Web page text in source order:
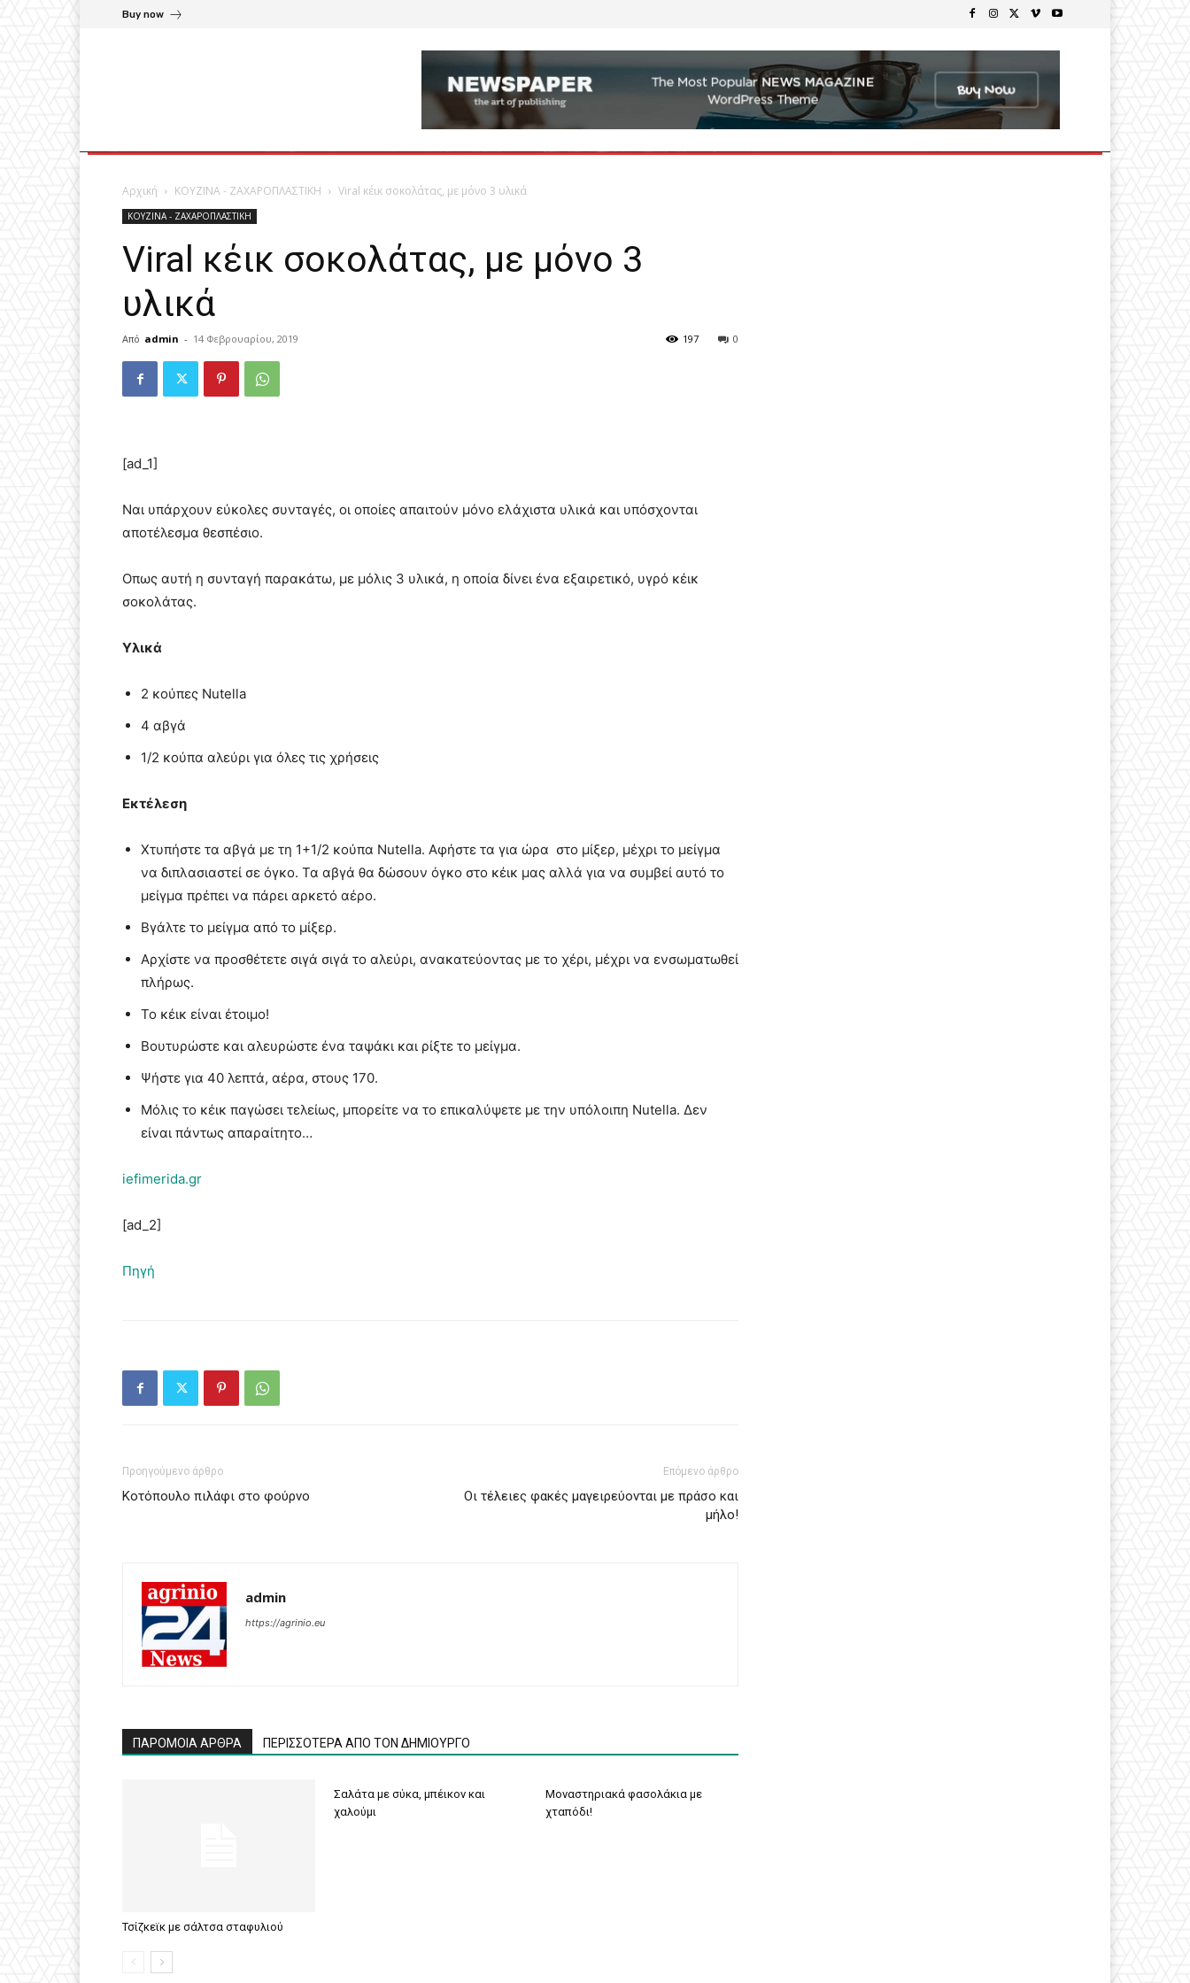
Buy now
Αρχική ΚΟΥΖΙΝΑ - ΖΑΧΑΡΟΠΛΑΣΤΙΚΗ Viral κέικ σοκολάτας, με μόνο 3 υλικά
ΚΟΥΖΙΝΑ - ΖΑΧΑΡΟΠΛΑΣΤΙΚΗ
Viral κέικ σοκολάτας, με μόνο 3
υλικά
Από admin - 14 Φεβρουαρίου, 2019 0
197
[ad_1]
Ναι υπάρχουν εύκολες συνταγές, οι οποίες απαιτούν μόνο ελάχιστα υλικά και υπόσχονται
αποτέλεσμα θεσπέσιο.
Οπως αυτή η συνταγή παρακάτω, με μόλις 3 υλικά, η οποία δίνει ένα εξαιρετικό, υγρό κέικ
σοκολάτας.
Υλικά
2 κούπες Νutella
4 αβγά
1/2 κούπα αλεύρι για όλες τις χρήσεις
Εκτέλεση
Χτυπήστε τα αβγά με τη 1+1/2 κούπα Nutella. Αφήστε τα για ώρα στο μίξερ, μέχρι το μείγμα
να διπλασιαστεί σε όγκο. Τα αβγά θα δώσουν όγκο στο κέικ μας αλλά για να συμβεί αυτό το
μείγμα πρέπει να πάρει αρκετό αέρο.
Βγάλτε το μείγμα από το μίξερ.
Αρχίστε να προσθέτετε σιγά σιγά το αλεύρι, ανακατεύοντας με το χέρι, μέχρι να ενσωματωθεί
πλήρως.
Το κέικ είναι έτοιμο!
Βουτυρώστε και αλευρώστε ένα ταψάκι και ρίξτε το μείγμα.
Ψήστε για 40 λεπτά, αέρα, στους 170.
Μόλις το κέικ παγώσει τελείως, μπορείτε να το επικαλύψετε με την υπόλοιπη Nutella. Δεν
είναι πάντως απαραίτητο…
iefimerida.gr
[ad_2]
Πηγή
Προηγούμενο άρθρο
Κοτόπουλο πιλάφι στο φούρνο
Επόμενο άρθρο
Οι τέλειες φακές μαγειρεύονται με πράσο και
μήλο!
admin
https://agrinio.eu
ΠΑΡΟΜΟΙΑ ΑΡΘΡΑ ΠΕΡΙΣΣΟΤΕΡΑ ΑΠΟ ΤΟΝ ΔΗΜΙΟΥΡΓΟ
Τσίζκεϊκ με σάλτσα σταφυλιού
Σαλάτα με σύκα, μπέικον και
χαλούμι
Μοναστηριακά φασολάκια με
χταπόδι!